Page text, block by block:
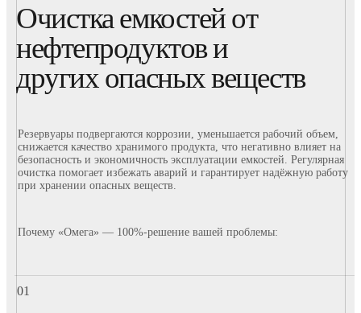
Очистка емкостей от
нефтепродуктов и
других опасных веществ
Резервуары подвергаются коррозии, уменьшается рабочий объем,
снижается качество хранимого продукта, что негативно влияет на
безопасность и экономичность эксплуатации емкостей. Регулярная
очистка помогает избежать аварий и гарантирует надёжную работу
при хранении опасных веществ.
Почему «Омега» — 100%-решение вашей проблемы: